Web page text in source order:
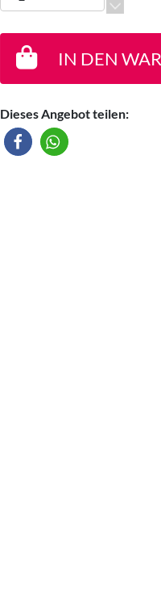
IN DEN
Dieses Angebot teilen: